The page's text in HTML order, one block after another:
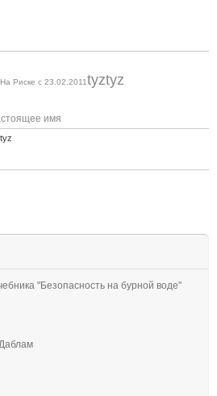
tyztyz
На Риске с 23.02.2011
имя
"Безопасность на бурной воде"